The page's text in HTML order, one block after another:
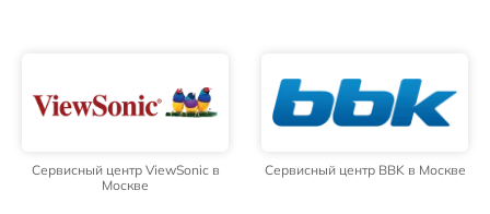
Сервисный центр ViewSonic в
Москве
Сервисный центр BBK в Москве